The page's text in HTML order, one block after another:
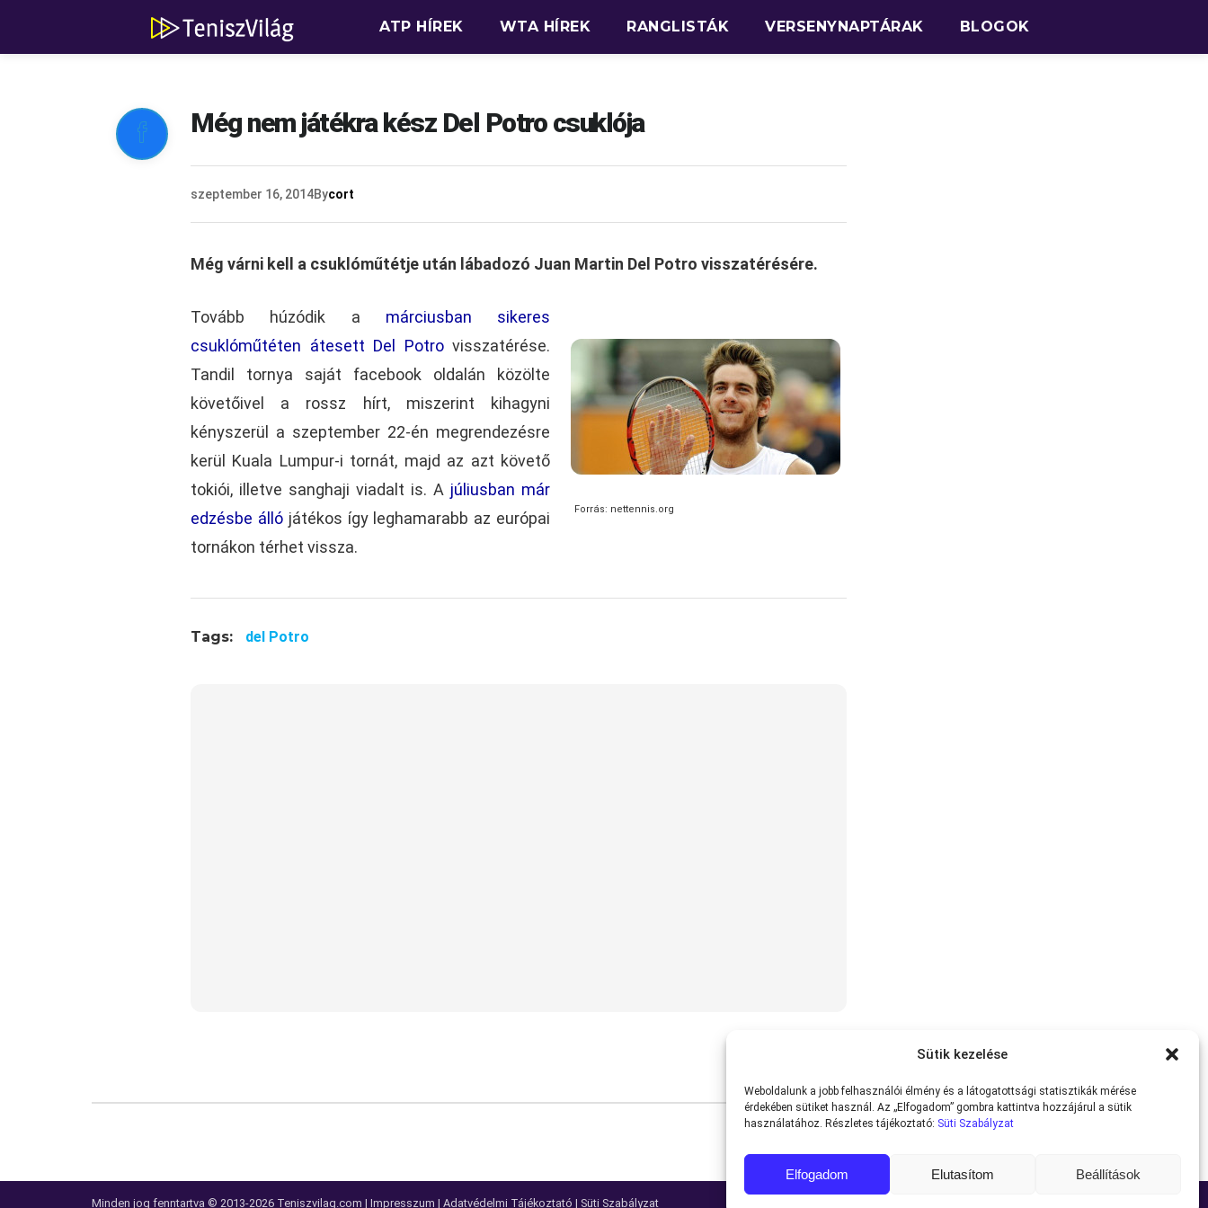
Sütik kezelése
Weboldalunk a jobb felhasználói élmény és a látogatottsági statisztikák mérése
érdekében sütiket használ. Az „Elfogadom” gombra kattintva hozzájárul a sütik
használatához. Részletes tájékoztató: Süti Szabályzat
Elfogadom Elutasítom Beállítások
ATP HÍREK WTA HÍREK RANGLISTÁK VERSENYNAPTÁRAK BLOGOK
 Még nem játékra kész Del Potro csuklója
szeptember 16, 2014Bycort
Még várni kell a csuklóműtétje után lábadozó Juan Martin Del Potro visszatérésére.
Forrás: nettennis.org
Tovább húzódik a márciusban sikeres
csuklóműtéten átesett Del Potrovisszatérése.
Tandil tornya saját facebook oldalán közölte
követőivel a rossz hírt, miszerint kihagyni
kényszerül a szeptember 22-én megrendezésre
kerül Kuala Lumpur-i tornát, majd az azt követő
tokiói, illetve sanghaji viadalt is. A júliusban már
edzésbe állójátékos így leghamarabb az európai
tornákon térhet vissza.
Tags: del Potro
Minden jog fenntartva © 2013-2026 Teniszvilag.com | Impresszum | Adatvédelmi Tájékoztató | Süti Szabályzat